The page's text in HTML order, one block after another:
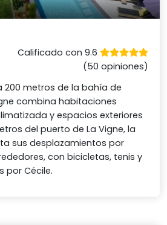
Calificado con 9.6
(50 opiniones)
200 metros de la bahía de
combina habitaciones
y espacios exteriores
del puerto de La Vigne, la
sus desplazamientos por
con bicicletas, tenis y
por Cécile.